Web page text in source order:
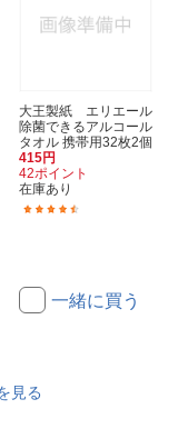
大王製紙 エリエール
除菌できるアルコール
タオル 携帯用32枚2個
415円
42ポイント
在庫あり
一緒に買う
見る